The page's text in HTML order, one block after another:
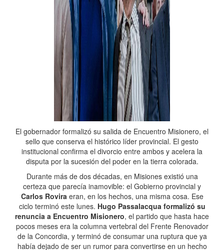
El gobernador formalizó su salida de Encuentro Misionero, el
sello que conserva el histórico líder provincial. El gesto
institucional confirma el divorcio entre ambos y acelera la
disputa por la sucesión del poder en la tierra colorada.
Durante más de dos décadas, en Misiones existió una
certeza que parecía inamovible: el Gobierno provincial y
Carlos Roviraeran, en los hechos, una misma cosa. Ese
ciclo terminó este lunes. Hugo Passalacqua formalizó su
renuncia a Encuentro Misionero, el partido que hasta hace
pocos meses era la columna vertebral del Frente Renovador
de la Concordia, y terminó de consumar una ruptura que ya
había dejado de ser un rumor para convertirse en un hecho